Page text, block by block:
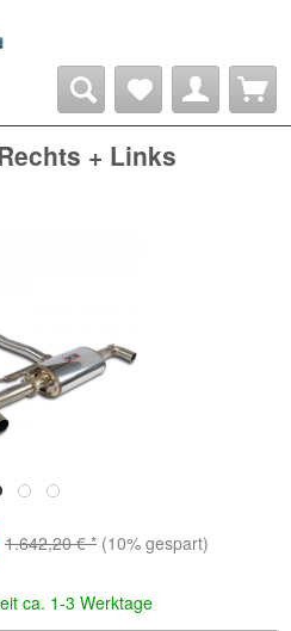
+ Links
1.642,20 € * (10% gespart)
ca. 1-3 Werktage